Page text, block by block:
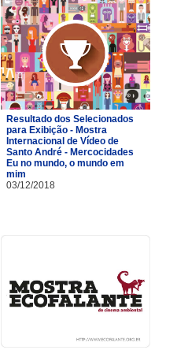
Resultado dos Selecionados
para Exibição - Mostra
Internacional de Vídeo de
Santo André - Mercocidades
Eu no mundo, o mundo em
mim
03/12/2018